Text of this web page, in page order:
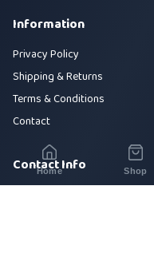
Information
Privacy Policy
Shipping & Returns
Terms & Conditions
Contact
Contact Info
Home Shop